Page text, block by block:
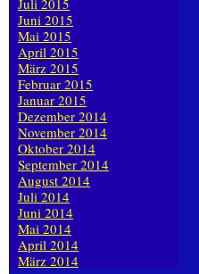
Juli 2015
Juni 2015
Mai 2015
April 2015
März 2015
Februar 2015
Januar 2015
Dezember 2014
November 2014
Oktober 2014
September 2014
August 2014
Juli 2014
Juni 2014
Mai 2014
April 2014
März 2014